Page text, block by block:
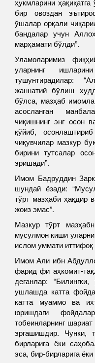
ҳукмларини
бир овоздан
ўшалар орқали
бандалар учун
марҳамати бўлди”.
Уламоларимиз
уларнинг
тушунтирадилар:
жаннатий бўлиш
бўлса, мазҳаб
асосланган
чиқишнинг энг осон
қўйиб,
чиқувчилар мазкур
бирини тутсалар
эришади”.
Имом Бадруддин
шундай ёзади:
тўрт мазҳаби ҳақдир
жоиз эмас”.
Мазкур тўрт
мусулмон киши
ислом уммати иттифоқ
Имом Али ибн
фарид фи аҳкомит-
деганлар:
ушлашда катта
катта муаммо ва
юришдаги
тобеинларнинг
эргашишдир. Чунки,
бирларига ёки
эса, бир-бирларига